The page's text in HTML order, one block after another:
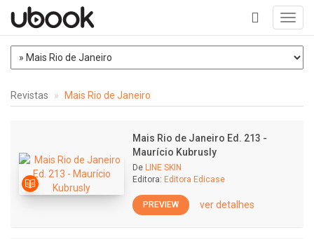
+
Revistas Mais Rio de Janeiro
Mais Rio de Janeiro Ed. 213 -
Maurício Kubrusly
De LINE SKIN
Editora: Editora Edicase
PREVIEW ver detalhes